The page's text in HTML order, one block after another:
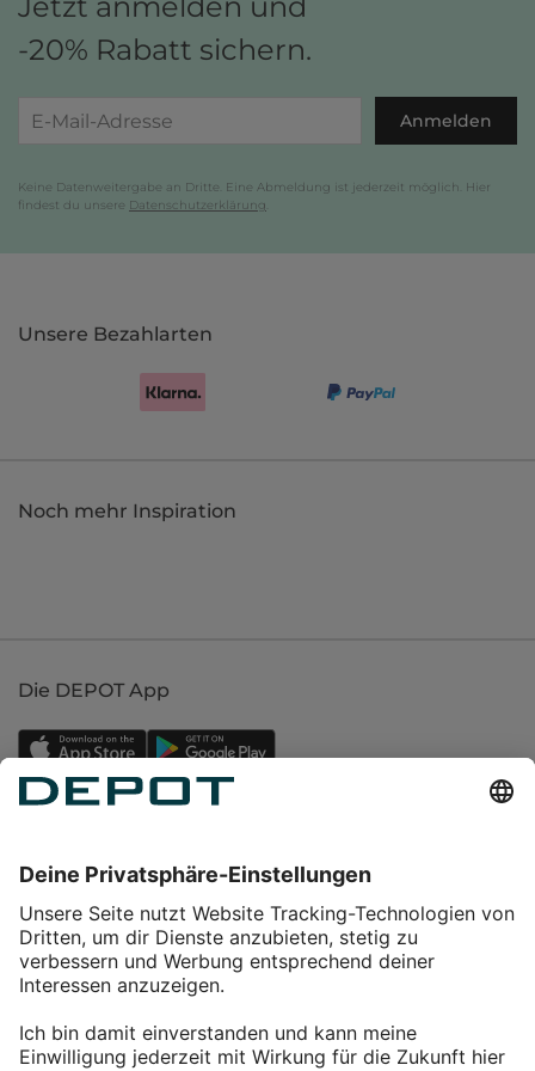
-20% Rabatt sichern.
Anmelden
Keine Datenweitergabe an Dritte. Eine Abmeldung ist jederzeit möglich. Hier
findest du unsere Datenschutzerklärung
Unsere Bezahlarten
Noch mehr Inspiration
Die DEPOT App
Service
Über DEPOT
Kontakt